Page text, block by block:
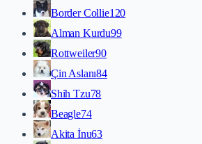
Border Collie120
Alman Kurdu99
Rottweiler90
Çin Aslanı84
Shih Tzu78
Beagle74
Akita İnu63